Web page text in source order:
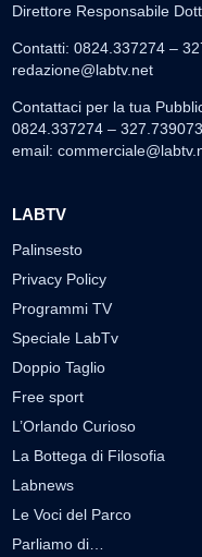
Direttore Responsabile
Contatti: 0824.337274 –
redazione@labtv.net
Contattaci per la tua
0824.337274 –
email:
LABTV
Palinsesto
Privacy Policy
Programmi TV
Speciale LabTv
Doppio Taglio
Free sport
L’Orlando Curioso
La Bottega di Filosofia
Labnews
Le Voci del Parco
Parliamo di…